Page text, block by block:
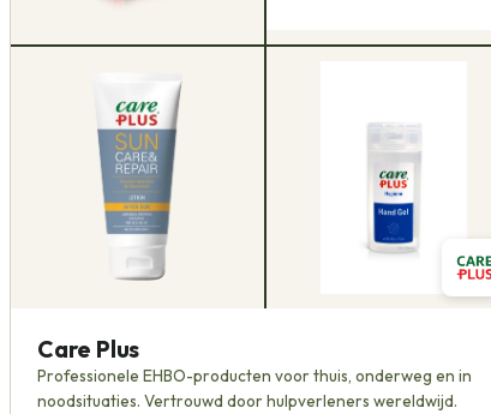
Care Plus
Professionele EHBO-producten voor thuis, onderweg en in
noodsituaties. Vertrouwd door hulpverleners wereldwijd.